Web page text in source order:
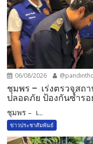
06/08/2026
ชุมพร – เร่งตรวจสถ
ปลอดภัย ป้องกันซ้ำร
ชุมพร – เ...
ข่าวประชาสัมพันธ์